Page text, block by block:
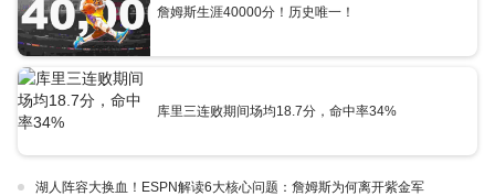
詹姆斯生涯40000分！历史唯一！
库里三连败期间场均18.7分，命中率34%
湖人阵容大换血！ESPN解读6大核心问题：詹姆斯为何离开紫金军